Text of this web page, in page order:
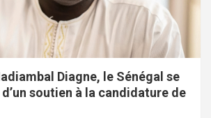
Diagne, le Sénégal se
soutien à la candidature de